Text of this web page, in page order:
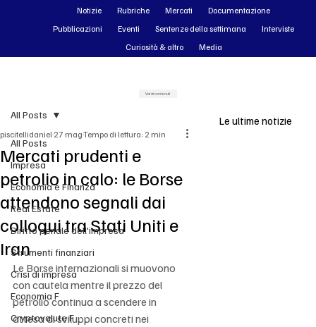
All Posts
Impresa
Economia e Finanza
Real Estate
Diritto penale dell'impresa
Strumenti finanziari
Crisi di impresa
Economia F
Cryptovalute F
All Posts
Mercati prudenti e
petrolio in calo: le Borse
attendono segnali dai
colloqui tra Stati Uniti e
Iran
piscitellidaniel 27 magTempo di lettura: 2 min
Le Borse internazionali si muovono
con cautela mentre il prezzo del
petrolio continua a scendere in
attesa di sviluppi concreti nei
Le ultime notizie
Notizie Rubriche Mercati
Documentazione
Pubblicazioni
Eventi Sentenze della settimana
Interviste
Curiosità & altro
Media
Vai ai contenuti